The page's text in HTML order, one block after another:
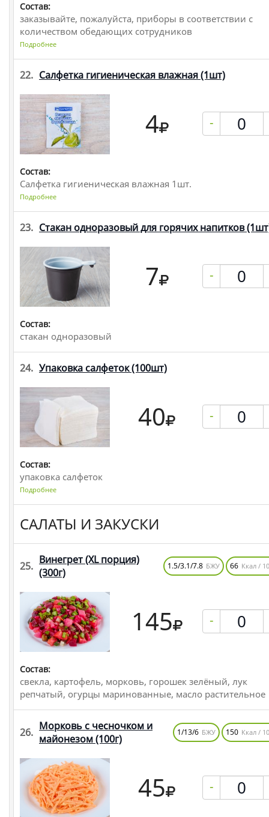
Состав:
заказывайте, пожалуйста, приборы в соответствии с
количеством обедающих сотрудников
Подробнее
22. Салфетка гигиеническая влажная(1шт)
4 -
Состав:
Салфетка гигиеническая влажная 1шт.
Подробнее
23. Стакан одноразовый для горячих напитков
7 -
Состав:
стакан одноразовый
24. Упаковка салфеток(100шт)
40 -
Состав:
упаковка салфеток
Подробнее
САЛАТЫ И ЗАКУСКИ
25. Винегрет (XL порция)
(300г)
1.5/3.1/7.8 БЖУ 66 Ккал /
145 -
Состав:
свекла, картофель, морковь, горошек зелёный, лук
репчатый, огурцы маринованные, масло растительное
26. Морковь с чесночком и
майонезом(100г)
1/13/6 БЖУ 150 Ккал /
45 -